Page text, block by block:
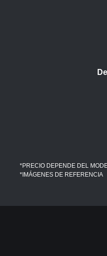
*PRECIO DEPENDE DEL
*IMÁGENES DE REFERENCIA